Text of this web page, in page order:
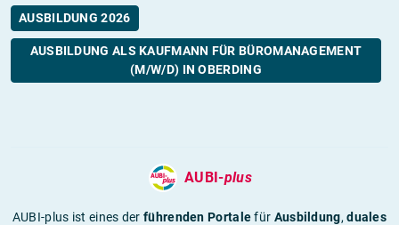
AUSBILDUNG 2026
AUSBILDUNG ALS KAUFMANN FÜR BÜROMANAGEMENT
(M/W/D) IN OBERDING
AUBI-plus
AUBI-plus ist eines derführenden Portalefür Ausbildung,duales